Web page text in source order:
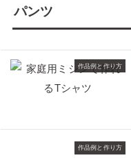
パンツ
作品例と作り方
作品例と作り方